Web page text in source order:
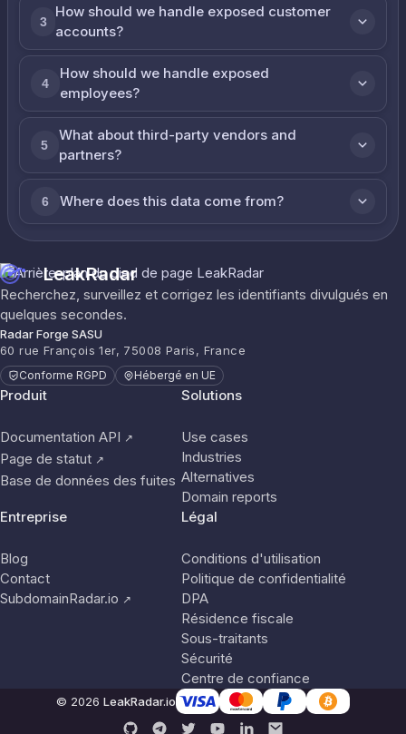
3
How should we handle exposed customer
accounts?
4
How should we handle exposed
employees?
5
What about third-party vendors and
partners?
6 Where does this data come from?
LeakRadar
Recherchez, surveillez et corrigez les identifiants divulgués en
quelques secondes.
Radar Forge SASU
60 rue François 1er, 75008 Paris, France
Conforme RGPD Hébergé en UE
Produit
Documentation API ↗
Page de statut ↗
Base de données des fuites
Solutions
Use cases
Industries
Alternatives
Domain reports
Entreprise
Blog
Contact
SubdomainRadar.io ↗
Légal
Conditions d'utilisation
Politique de confidentialité
DPA
Résidence fiscale
Sous-traitants
Sécurité
Centre de confiance
© 2026 LeakRadar.io